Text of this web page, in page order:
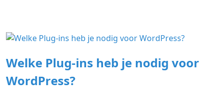
Welke Plug-ins heb je nodig voor
WordPress?